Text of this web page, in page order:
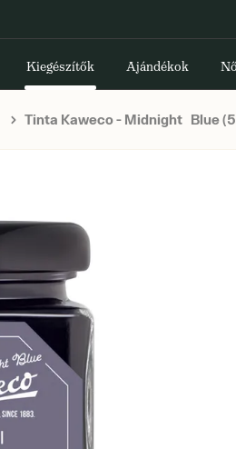
Kiegészítők Ajándékok
Tinta Kaweco - Midnight Blue